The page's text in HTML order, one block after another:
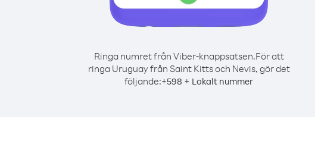
Ringa numret från Viber-knappsatsen.För att
ringa Uruguay från Saint Kitts och Nevis, gör det
följande:+598 + Lokalt nummer